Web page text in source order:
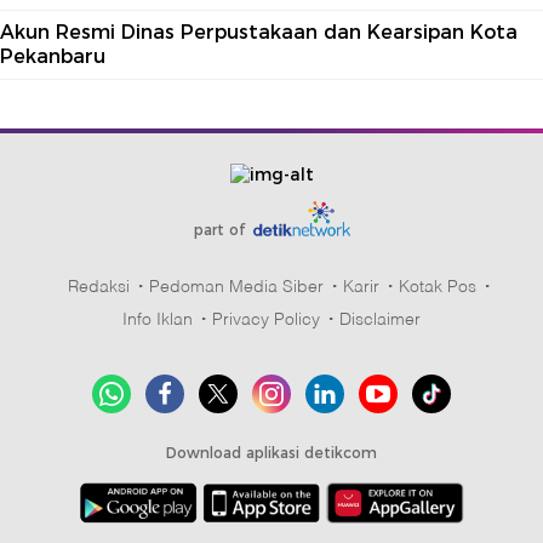
Akun Resmi Dinas Perpustakaan dan Kearsipan Kota
Pekanbaru
part of
Redaksi Pedoman Media Siber Karir
Kotak Pos
Info Iklan
Privacy Policy Disclaimer
Download aplikasi detikcom